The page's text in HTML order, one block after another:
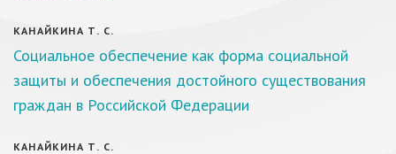
КАНАЙКИНА Т. С.
Социальное обеспечение как форма социальной
защиты и обеспечения достойного существования
граждан в Российской Федерации
КАНАЙКИНА Т. С.